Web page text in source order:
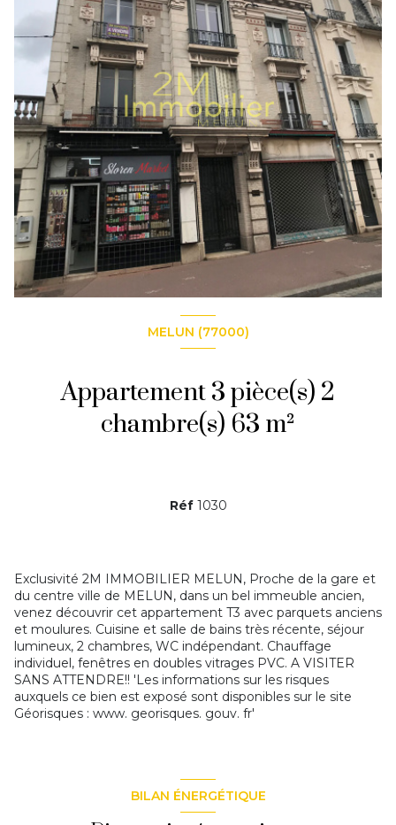
MELUN (77000)
Appartement 3 pièce(s) 2
chambre(s) 63 m²
Réf 1030
Exclusivité 2M IMMOBILIER MELUN, Proche de la gare et
du centre ville de MELUN, dans un bel immeuble ancien,
venez découvrir cet appartement T3 avec parquets anciens
et moulures. Cuisine et salle de bains très récente, séjour
lumineux, 2 chambres, WC indépendant. Chauffage
individuel, fenêtres en doubles vitrages PVC. A VISITER
SANS ATTENDRE!! 'Les informations sur les risques
auxquels ce bien est exposé sont disponibles sur le site
Géorisques : www. georisques. gouv. fr'
BILAN ÉNERGÉTIQUE